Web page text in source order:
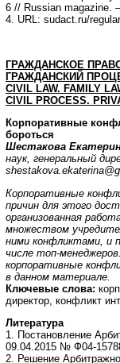
6 // Russian magazine.
4. URL: sudact.ru/
ГРАЖДАНСКОЕ
ГРАЖДАНСКИЙ
CIVIL LAW. FAMILY
CIVIL PROCESS.
Корпоративные
бороться
Шестакова
наук, генеральный
Корпоративные
причин для этого
организованная
множеством
ними конфликтами, и
числе топ-
корпоративные
в данном материале.
Ключевые слова:
директор, конфликт
Литература
1. Постановление
09.04.2015 № Ф04-
2. Решение